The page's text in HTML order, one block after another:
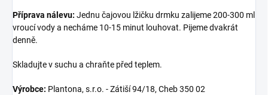
Příprava nálevu: Jednu čajovou lžičku drmku zalijeme 200-300 ml
vroucí vody a necháme 10-15 minut louhovat. Pijeme dvakrát
denně.
Skladujte v suchu a chraňte před teplem.
Výrobce: Plantona, s.r.o. - Zátiší 94/18, Cheb 350 02